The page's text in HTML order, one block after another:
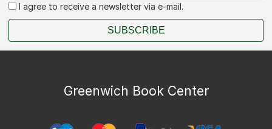
I agree to receive a newsletter via e-mail.
SUBSCRIBE
Greenwich Book Center